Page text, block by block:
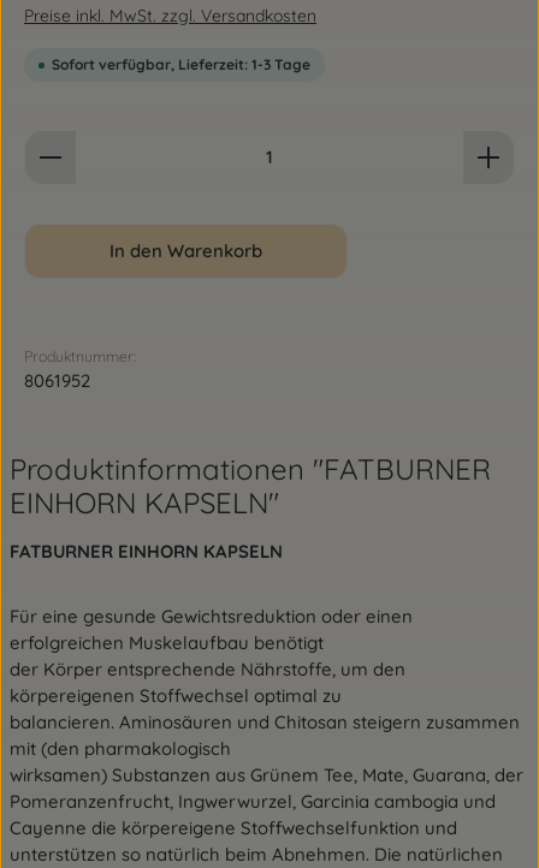
Preise inkl. MwSt. zzgl. Versandkosten
Sofort verfügbar, Lieferzeit: 1-3 Tage
In den Warenkorb
Produktnummer:
8061952
Produktinformationen "FATBURNER
EINHORN KAPSELN"
FATBURNER EINHORN KAPSELN
Für eine gesunde Gewichtsreduktion oder einen
erfolgreichen Muskelaufbau benötigt
der Körper entsprechende Nährstoffe, um den
körpereigenen Stoffwechsel optimal zu
balancieren. Aminosäuren und Chitosan steigern zusammen
mit (den pharmakologisch
wirksamen) Substanzen aus Grünem Tee, Mate, Guarana, der
Pomeranzenfrucht, Ingwerwurzel, Garcinia cambogia und
Cayenne die körpereigene Stoffwechselfunktion und
unterstützen so natürlich beim Abnehmen. Die natürlichen